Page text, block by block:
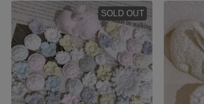
SOLD OUT